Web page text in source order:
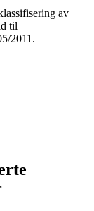
av
til
2011.